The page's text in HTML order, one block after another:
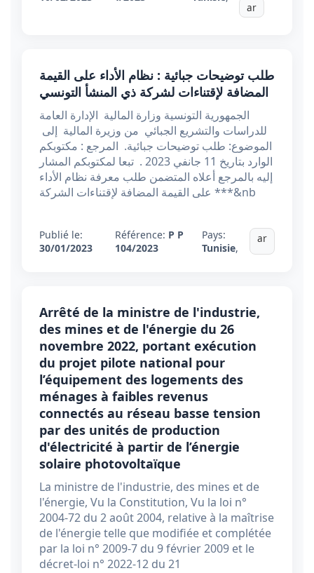
ar
طلب توضيحات جبائية : نظام الأداء على القيمة
المضافة لإقتناءات لشركة ذي المنشأ التونسي
الجمهورية التونسية وزارة المالية الإدارة العامة
للدراسات والتشريع الجبائي من وزيرة المالية إلى
الموضوع: طلب توضيحات جبائية. المرجع : مكتوبكم
الوارد بتاريخ 11 جانفي 2023 . تبعا لمكتوبكم المشار
إليه بالمرجع أعلاه المتضمن طلب معرفة نظام الأداء
على القيمة المضافة لإقتناءات الشركة ***&nb
Publié le:
30/01/2023
Référence: P P
104/2023
Pays:
Tunisie,
ar
Arrêté de la ministre de l'industrie,
des mines et de l'énergie du 26
novembre 2022, portant exécution
du projet pilote national pour
l’équipement des logements des
ménages à faibles revenus
connectés au réseau basse tension
par des unités de production
d'électricité à partir de l’énergie
solaire photovoltaïque
La ministre de l'industrie, des mines et de
l'énergie, Vu la Constitution, Vu la loi n°
2004-72 du 2 août 2004, relative à la maîtrise
de l'énergie telle que modifiée et complétée
par la loi n° 2009-7 du 9 février 2009 et le
décret-loi n° 2022-12 du 21